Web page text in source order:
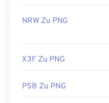
NRW Zu PNG
X3F Zu PNG
PSB Zu PNG